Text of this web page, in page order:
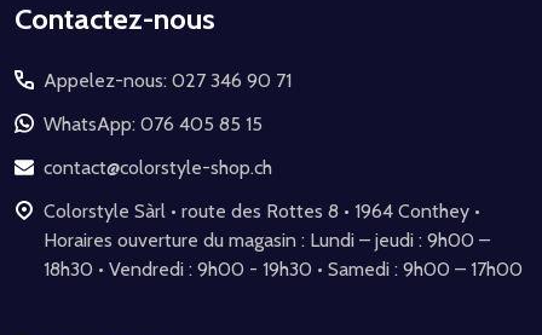
Début
pied
de
page
Contactez-nous
Appelez-nous: 027 346 90 71
WhatsApp: 076 405 85 15
contact@colorstyle-shop.ch
Colorstyle Sàrl • route des Rottes 8 • 1964 Conthey •
Horaires ouverture du magasin : Lundi – jeudi : 9h00 –
18h30 • Vendredi : 9h00 - 19h30 • Samedi : 9h00 – 17h00